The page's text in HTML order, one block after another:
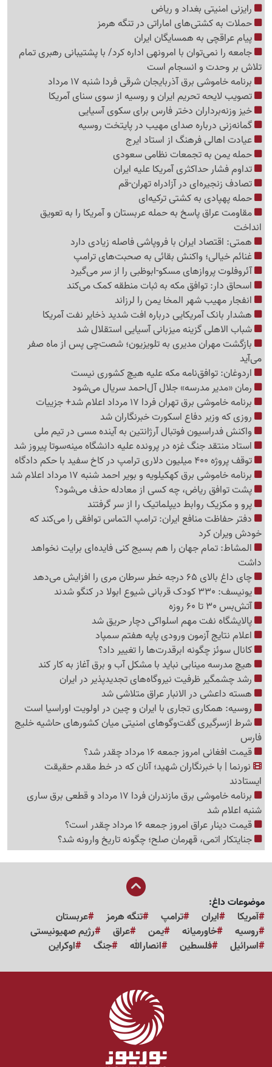
رایزنی امنیتی بغداد و ریاض
حملات به کشتی‌های اماراتی در تنگه هرمز
پیام عراقچی به همسایگان ایران
جامعه را نمی‌توان با امرونهی اداره کرد/ با پشتیبانی رهبری تمام
تلاش بر وحدت و انسجام است
برنامه خاموشی برق آذربایجان شرقی فردا شنبه 17 مرداد
تصویب لایحه تحریم ایران و روسیه از سوی سنای آمریکا
خیز وزنه‌برداران دختر فارس برای سکوی آسیایی
گمانه‌زنی درباره صدای مهیب در پایتخت روسیه
عیادت اهالی فرهنگ از استاد ایرج
حمله یمن به تجمعات نظامی سعودی
تداوم فشار حداکثری آمریکا علیه ایران
تصادف زنجیره‌ای در آزادراه تهران-قم
حمله پهپادی به کشتی ترکیه‌ای
مقاومت عراق پاسخ به حمله عربستان و آمریکا را به تعویق
انداخت
همتی: اقتصاد ایران با فروپاشی فاصله زیادی دارد
غنائم خیالی؛ واکنش بقائی به صحبت‌های ترامپ
آئروفلوت پروازهای مسکو-ابوظبی را از سر می‌گیرد
اسحاق دار: توافق مکه به ثبات منطقه کمک می‌کند
انفجار مهیب شهر المخا یمن را لرزاند
هشدار بانک آمریکایی درباره افت شدید ذخایر نفت آمریکا
شباب الاهلی گزینه میزبانی آسیایی استقلال شد
بازگشت مهران مدیری به تلویزیون؛ شصت‌چی پس از ماه صفر
می‌آید
اردوغان: توافق‌نامه مکه علیه هیچ کشوری نیست
رمان «مدیر مدرسه» جلال آل‌احمد سریال می‌شود
برنامه خاموشی برق تهران فردا 17 مرداد اعلام شد+ جزییات
روزی که وزیر دفاع اسکورت خبرنگاران شد
واکنش فدراسیون فوتبال آرژانتین به آینده مسی در تیم ملی
استاد منتقد جنگ غزه در پرونده علیه دانشگاه مینه‌سوتا پیروز شد
توقف پروژه 400 میلیون دلاری ترامپ در کاخ سفید با حکم دادگاه
برنامه خاموشی برق کهکیلویه و بویر احمد شنبه 17 مرداد اعلام شد
پشت توافق ریاض، چه کسی از معادله حذف می‌شود؟
پرو و مکزیک روابط دیپلماتیک را از سر گرفتند
دفتر حفاظت منافع ایران: ترامپ التماس توافقی را می‌کند که
خودش ویران کرد
المشاط: تمام جهان را هم بسیج کنی فایده‌ای برایت نخواهد
داشت
چای داغ بالای 65 درجه خطر سرطان مری را افزایش می‌دهد
یونیسف: 330 کودک قربانی شیوع ابولا در کنگو شدند
آتش‌بس 30 تا 60 روزه
پالایشگاه نفت مهم اسلواکی دچار حریق شد
اعلام نتایج آزمون ورودی پایه هفتم سمپاد
کانال سوئز چگونه ابرقدرت‌ها را تغییر داد؟
هیچ مدرسه مینابی نباید با مشکل آب و برق آغاز به کار کند
رشد چشمگیر ظرفیت نیروگاه‌های تجدیدپذیر در ایران
هسته داعشی در الانبار عراق متلاشی شد
روسیه: همکاری تجاری با ایران و چین در اولویت اوراسیا است
شرط ازسرگیری گفت‌وگوهای امنیتی میان کشورهای حاشیه خلیج
فارس
قیمت افغانی امروز جمعه 16 مرداد چقدر شد؟
نورنما | با خبرنگاران شهید؛ آنان که در خط مقدم حقیقت
ایستادند
برنامه خاموشی برق مازندران فردا 17 مرداد و قطعی برق ساری
شنبه اعلام شد
قیمت دینار عراق امروز جمعه 16 مرداد چقدر است؟
جنایتکار اتمی، قهرمان صلح؛ چگونه تاریخ وارونه شد؟
موضوعات داغ:
آمریکا
ایران ترامپ تنگه هرمز
عربستان
روسیه
خاورمیانه یمن عراق
رژیم صهیونیستی
اسرائیل
فلسطین انصارالله جنگ اوکراین